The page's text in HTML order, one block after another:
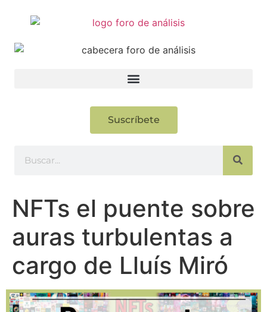
Suscríbete
NFTs el puente sobre
auras turbulentas a
cargo de Lluís Miró